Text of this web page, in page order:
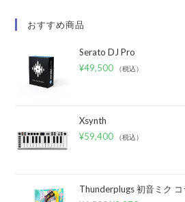
おすすめ商品
Serato DJ Pro
¥49,500 （税込）
Xsynth
¥59,400 （税込）
Thunderplugs 初音ミク